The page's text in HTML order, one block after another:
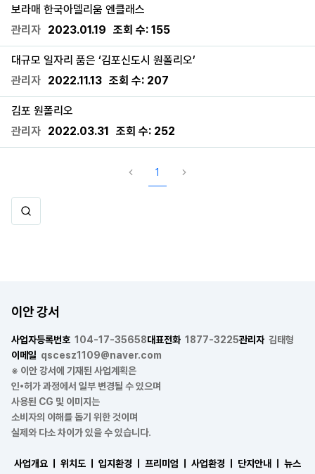
보라매 한국아델리움 엔클래스
관리자 2023.01.19 조회 수: 155
대규모 일자리 품은 ‘김포신도시 원폴리오’
관리자 2022.11.13 조회 수: 207
김포 원폴리오
관리자 2022.03.31 조회 수: 252
1
이안 강서
사업자등록번호 104-17-35658대표전화 1877-3225관리자 김태형
이메일 qscesz1109@naver.com
※ 이안 강서에 기재된 사업계획은
인•허가 과정에서 일부 변경될 수 있으며
사용된 CG 및 이미지는
소비자의 이해를 돕기 위한 것이며
실제와 다소 차이가 있을 수 있습니다.
사업개요 ㅣ 위치도 ㅣ 입지환경 ㅣ 프리미엄 ㅣ 사업환경 ㅣ 단지안내 ㅣ
뉴스